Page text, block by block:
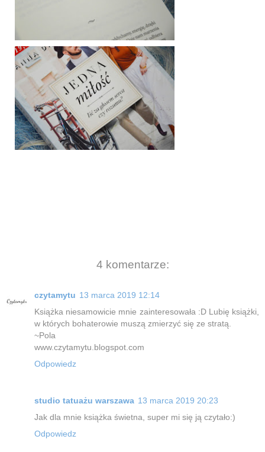
4 komentarze:
czytamytu 13 marca 2019 12:14
Książka niesamowicie mnie zainteresowała :D Lubię książki,
w których bohaterowie muszą zmierzyć się ze stratą.
~Pola
www.czytamytu.blogspot.com
Odpowiedz
studio tatuażu warszawa 13 marca 2019 20:23
Jak dla mnie książka świetna, super mi się ją czytało:)
Odpowiedz